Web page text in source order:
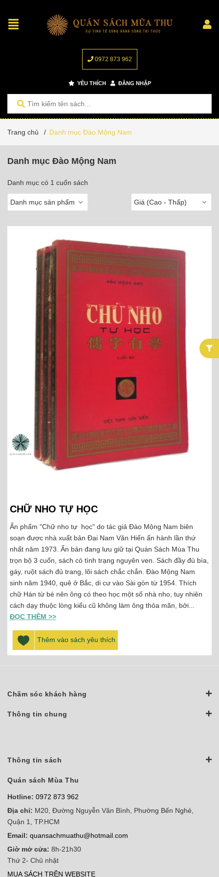
0972 873 962
YÊU THÍCH ĐĂNG NHẬP
Trang chủ / Danh mục Đào Mộng Nam
Danh mục Đào Mộng Nam
Danh mục có 1 cuốn sách
Danh mục sản phẩm Giá (Cao - Thấp)
CHỮ NHO TỰ HỌC
Ấn phẩm "Chữ nho tự học" do tác giả Đào Mộng Nam biên
soạn được nhà xuất bản Đại Nam Văn Hiến ấn hành lần thứ
nhất năm 1973. Ấn bản đang lưu giữ tại Quán Sách Mùa Thu
trọn bộ 3 cuốn, sách có tình trạng nguyên ven. Sách đầy đủ bìa,
gáy, ruột sách đủ trang, lõi sách chắc chắn. Đào Mộng Nam
sinh năm 1940, quê ở Bắc, di cư vào Sài gòn từ 1954. Thích
chữ Hán từ bé nên ông có theo học một số nhà nho, tuy nhiên
cách dạy thuộc lòng kiểu cũ không làm ông thỏa mãn, bởi...
ĐỌC THÊM >>
Thêm vào sách yêu thích
Chăm sóc khách hàng
Thông tin chung
Thông tin sách
Quán sách Mùa Thu
Hotline: 0972 873 962
Địa chỉ: M20, Đường Nguyễn Văn Bình, Phường Bến Nghé,
Quận 1, TP.HCM
Email: quansachmuathu@hotmail.com
Giờ mở cửa: 8h-21h30
Thứ 2- Chủ nhật
MUA SÁCH TRÊN WEBSITE